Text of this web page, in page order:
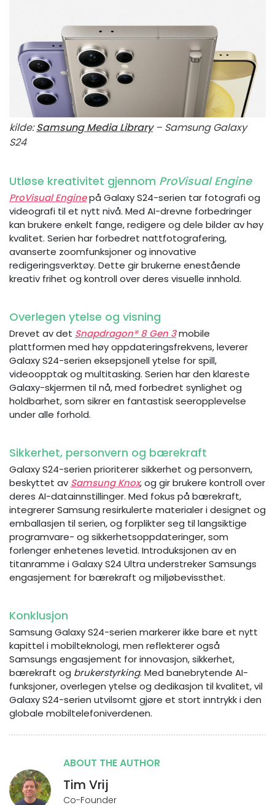
kilde:Samsung Media Library– Samsung Galaxy
S24
Utløse kreativitet gjennom ProVisual Engine
ProVisual Enginepå Galaxy S24-serien tar fotografi og
videografi til et nytt nivå. Med AI-drevne forbedringer
kan brukere enkelt fange, redigere og dele bilder av høy
kvalitet. Serien har forbedret nattfotografering,
avanserte zoomfunksjoner og innovative
redigeringsverktøy. Dette gir brukerne enestående
kreativ frihet og kontroll over deres visuelle innhold.
Overlegen ytelse og visning
Drevet av det Snapdragon® 8 Gen 3mobile
plattformen med høy oppdateringsfrekvens, leverer
Galaxy S24-serien eksepsjonell ytelse for spill,
videoopptak og multitasking. Serien har den klareste
Galaxy-skjermen til nå, med forbedret synlighet og
holdbarhet, som sikrer en fantastisk seeropplevelse
under alle forhold.
Sikkerhet, personvern og bærekraft
Galaxy S24-serien prioriterer sikkerhet og personvern,
beskyttet av Samsung Knox, og gir brukere kontroll over
deres AI-datainnstillinger. Med fokus på bærekraft,
integrerer Samsung resirkulerte materialer i designet og
emballasjen til serien, og forplikter seg til langsiktige
programvare- og sikkerhetsoppdateringer, som
forlenger enhetenes levetid. Introduksjonen av en
titanramme i Galaxy S24 Ultra understreker Samsungs
engasjement for bærekraft og miljøbevissthet.
Konklusjon
Samsung Galaxy S24-serien markerer ikke bare et nytt
kapittel i mobilteknologi, men reflekterer også
Samsungs engasjement for innovasjon, sikkerhet,
bærekraft og brukerstyrking. Med banebrytende AI-
funksjoner, overlegen ytelse og dedikasjon til kvalitet, vil
Galaxy S24-serien utvilsomt gjøre et stort inntrykk i den
globale mobiltelefoniverdenen.
ABOUT THE AUTHOR
Tim Vrij
Co-Founder